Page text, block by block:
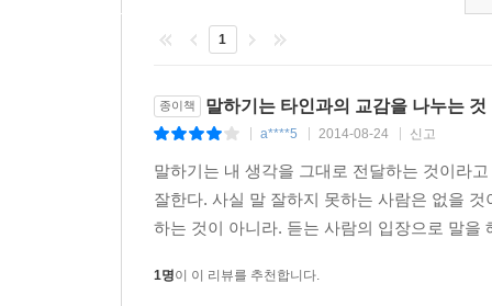
1
종이책 말하기는 타인과의 교감을 나누는 것
a****5 2014-08-24 신고
말하기는 내 생각을 그대로 전달하는 것이라
잘한다. 사실 말 잘하지 못하는 사람은 없을
하는 것이 아니라. 듣는 사람의 입장으로 말
1명이 이 리뷰를 추천합니다.